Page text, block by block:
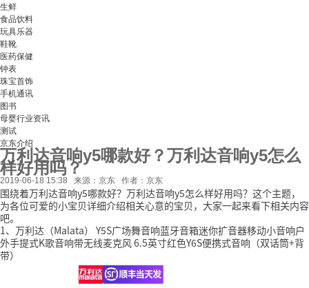
生鲜
食品饮料
玩具乐器
鞋靴
医药保健
钟表
珠宝首饰
手机通讯
图书
母婴行业资讯
测试
京东介绍
万利达音响y5哪款好？万利达音响y5怎么
样好用吗？
2019-06-18 15:38 来源：京东 作者：京东
围绕着万利达音响y5哪款好？万利达音响y5怎么样好用吗？这个主题，
为各位可爱的小宝贝详细介绍相关心意的宝贝，大家一起来看下相关内容
吧。
1、万利达（Malata） Y5S广场舞音响蓝牙音箱迷你扩音器移动小音响户
外手提式K歌音响带无线麦克风 6.5英寸红色Y6S便携式音响（双话筒+背
带）